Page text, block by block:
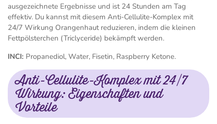
ausgezeichnete Ergebnisse und ist 24 Stunden am Tag
effektiv. Du kannst mit diesem Anti-Cellulite-Komplex mit
24/7 Wirkung Orangenhaut reduzieren, indem die kleinen
Fettpölsterchen (Triclyceride) bekämpft werden.
INCI: Propanediol, Water, Fisetin, Raspberry Ketone.
Anti-Cellulite-Komplex mit 24/7
Wirkung: Eigenschaften und
Vorteile